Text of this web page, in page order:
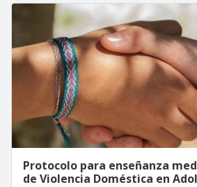
Protocolo para enseñanza
de Violencia Doméstica en